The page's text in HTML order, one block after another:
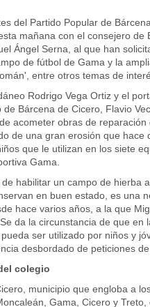
del Partido Popular de
mañana con el consejero de
Ángel Serna, al que han
de fútbol de Gama y la
entre otros temas de
Rodrigo Vega Ortiz y el
de Bárcena de Cicero, Flavio
acometer obras de
de una gran erosión que hace
que le utilizan en los siete
Gama.
habilitar un campo de hierba
en buen estado, es una
hace varios años, a la que
da la circunstancia de que en
ser utilizado por niños y
desbordado de peticiones de
colegio
municipio que engloba a
Gama, Cicero y